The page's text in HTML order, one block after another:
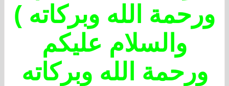
ورحمة الله وبركاته )
والسلام عليكم
ورحمة الله وبركاته